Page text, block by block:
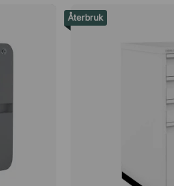
Återbruk